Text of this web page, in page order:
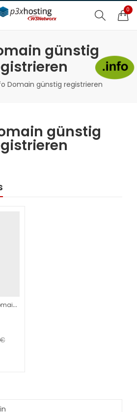
0
günstig
Domain günstig registrieren
günstig